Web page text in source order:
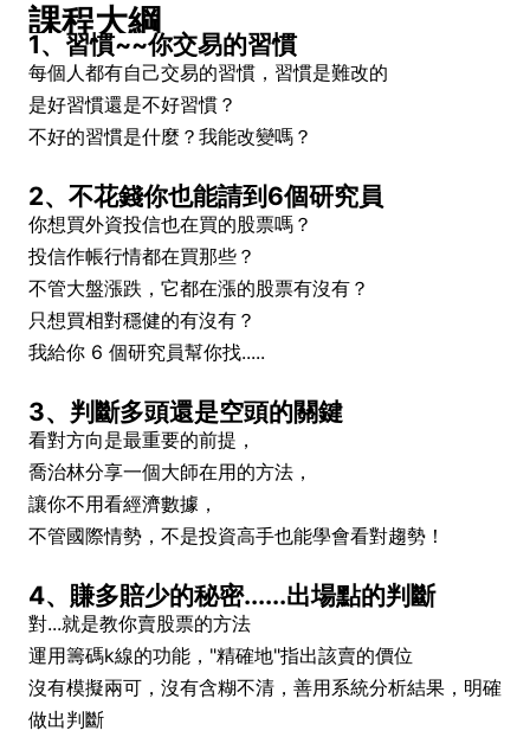
課程大綱
1、習慣~~你交易的習慣
每個人都有自己交易的習慣，習慣是難改的
是好習慣還是不好習慣？
不好的習慣是什麼？我能改變嗎？
2、不花錢你也能請到6個研究員
你想買外資投信也在買的股票嗎？
投信作帳行情都在買那些？
不管大盤漲跌，它都在漲的股票有沒有？
只想買相對穩健的有沒有？
我給你 6 個研究員幫你找.....
3、判斷多頭還是空頭的關鍵
看對方向是最重要的前提，
喬治林分享一個大師在用的方法，
讓你不用看經濟數據，
不管國際情勢，不是投資高手也能學會看對趨勢！
4、賺多賠少的秘密......出場點的判斷
對...就是教你賣股票的方法
運用籌碼k線的功能，"精確地"指出該賣的價位
沒有模擬兩可，沒有含糊不清，善用系統分析結果，明確
做出判斷